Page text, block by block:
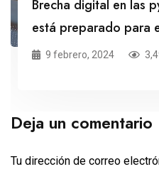
Brecha digital en las
está preparado para
9 febrero, 2024
Deja un comentario
Tu dirección de correo